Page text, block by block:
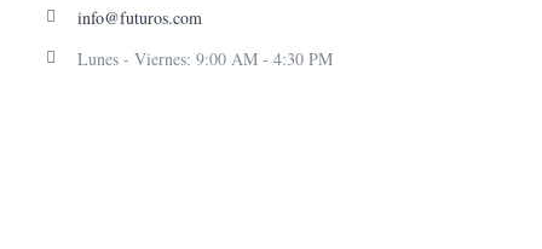
info@futuros.com
Lunes - Viernes: 9:00 AM - 4:30 PM